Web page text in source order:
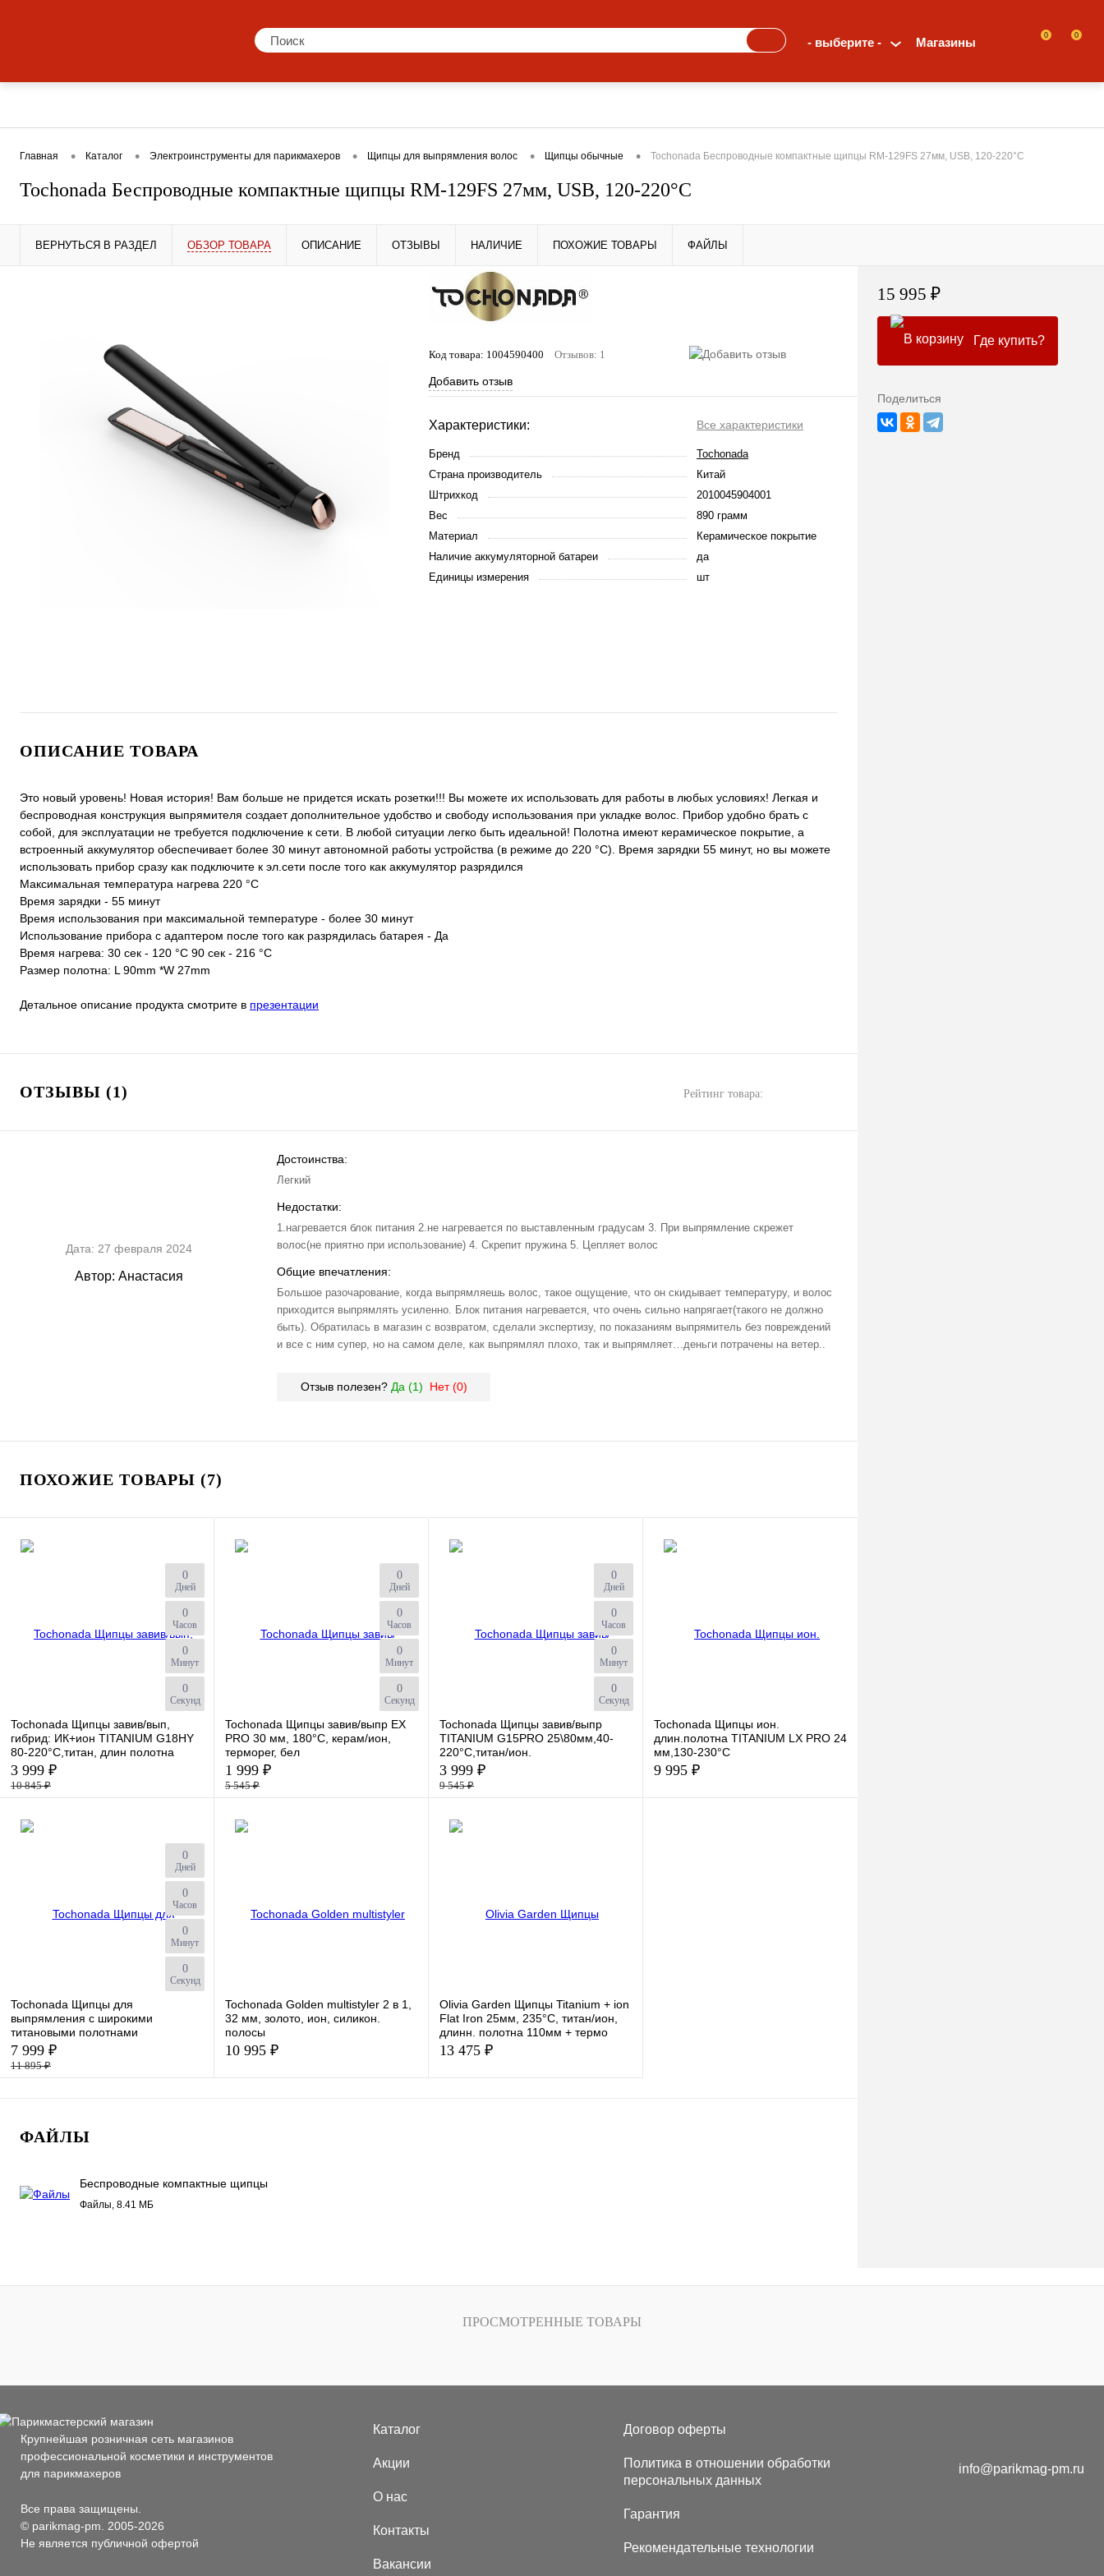
- выберите - Магазины
0 0
Главная • Каталог • Электроинструменты для парикмахеров • Щипцы для выпрямления волос • Щипцы обычные • Tochonada Беспроводные компактные щипцы RM-129FS 27мм, USB, 120-220°С
Tochonada Беспроводные компактные щипцы RM-129FS 27мм, USB, 120-220°С
ВЕРНУТЬСЯ В РАЗДЕЛ ОБЗОР ТОВАРА ОПИСАНИЕ ОТЗЫВЫ НАЛИЧИЕ ПОХОЖИЕ ТОВАРЫ ФАЙЛЫ
Код товара: 1004590400 Отзывов: 1
Добавить отзыв
Характеристики: Все характеристики
Бренд
Tochonada
Страна производитель
Китай
Штрихкод
2010045904001
Вес
890 грамм
Материал
Керамическое покрытие
Наличие аккумуляторной батареи
да
Единицы измерения
шт
ОПИСАНИЕ ТОВАРА
Это новый уровень! Новая история! Вам больше не придется искать розетки!!! Вы можете их использовать для работы в любых условиях! Легкая и
беспроводная конструкция выпрямителя создает дополнительное удобство и свободу использования при укладке волос. Прибор удобно брать с
собой, для эксплуатации не требуется подключение к сети. В любой ситуации легко быть идеальной! Полотна имеют керамическое покрытие, а
встроенный аккумулятор обеспечивает более 30 минут автономной работы устройства (в режиме до 220 °С). Время зарядки 55 минут, но вы можете
использовать прибор сразу как подключите к эл.сети после того как аккумулятор разрядился
Максимальная температура нагрева 220 °С
Время зарядки - 55 минут
Время использования при максимальной температуре - более 30 минут
Использование прибора с адаптером после того как разрядилась батарея - Да
Время нагрева: 30 сек - 120 °C 90 сек - 216 °C
Размер полотна: L 90mm *W 27mm
Детальное описание продукта смотрите в презентации
ОТЗЫВЫ (1) Рейтинг товара:
Дата: 27 февраля 2024
Автор: Анастасия
Достоинства:
Легкий
Недостатки:
1.нагревается блок питания 2.не нагревается по выставленным градусам 3. При выпрямление скрежет
волос(не приятно при использование) 4. Скрепит пружина 5. Цепляет волос
Общие впечатления:
Большое разочарование, когда выпрямляешь волос, такое ощущение, что он скидывает температуру, и волос
приходится выпрямлять усиленно. Блок питания нагревается, что очень сильно напрягает(такого не должно
быть). Обратилась в магазин с возвратом, сделали экспертизу, по показаниям выпрямитель без повреждений
и все с ним супер, но на самом деле, как выпрямлял плохо, так и выпрямляет…деньги потрачены на ветер..
Отзыв полезен? Да (1) Нет (0)
ПОХОЖИЕ ТОВАРЫ (7)
0
Дней
0
Часов
0
Минут
0
Секунд
Tochonada Щипцы завив/вып,
гибрид: ИК+ион TITANIUM G18HY
80-220°С,титан, длин полотна
3 999 ₽
10 845 ₽
К сравнению
0
Дней
0
Часов
0
Минут
0
Секунд
Tochonada Щипцы завив/выпр EX
PRO 30 мм, 180°С, керам/ион,
терморег, бел
1 999 ₽
5 545 ₽
К сравнению
0
Дней
0
Часов
0
Минут
0
Секунд
Tochonada Щипцы завив/выпр
TITANIUM G15PRO 25\80мм,40-
220°С,титан/ион.
3 999 ₽
9 545 ₽
К сравнению
Tochonada Щипцы ион.
длин.полотна TITANIUM LX PRO 24
мм,130-230°С
9 995 ₽
0
Дней
0
Часов
0
Минут
0
Секунд
Tochonada Щипцы для
выпрямления с широкими
титановыми полотнами
7 999 ₽
11 895 ₽
В избранное
Tochonada Golden multistyler 2 в 1,
32 мм, золото, ион, силикон.
полосы
10 995 ₽
Olivia Garden Щипцы Titanium + ion
Flat Iron 25мм, 235°С, титан/ион,
длинн. полотна 110мм + термо
чехол-коврик + Набор из 3 Щеток
13 475 ₽
ФАЙЛЫ
Беспроводные компактные щипцы
Tochonada RM -129 FS.pdf
Файлы, 8.41 МБ
15 995 ₽
Где купить?
Поделиться
ПРОСМОТРЕННЫЕ ТОВАРЫ
Крупнейшая розничная сеть магазинов
профессиональной косметики и инструментов
для парикмахеров
Все права защищены.
© parikmag-pm. 2005-2026
Не является публичной офертой
Каталог
Акции
О нас
Контакты
Вакансии
Договор оферты
Политика в отношении обработки
персональных данных
Гарантия
Рекомендательные технологии
info@parikmag-pm.ru